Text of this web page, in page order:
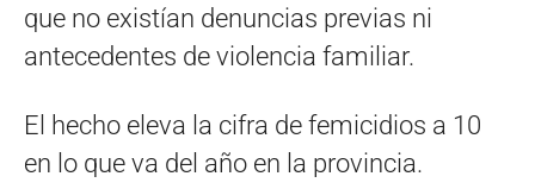
que no existían denuncias previas ni
antecedentes de violencia familiar.
El hecho eleva la cifra de femicidios a 10
en lo que va del año en la provincia.